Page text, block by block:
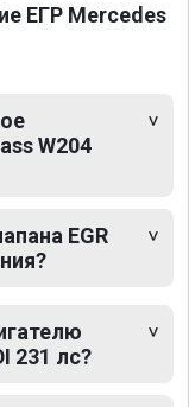
ЕГР Mercedes
W204
EGR
231 лс?